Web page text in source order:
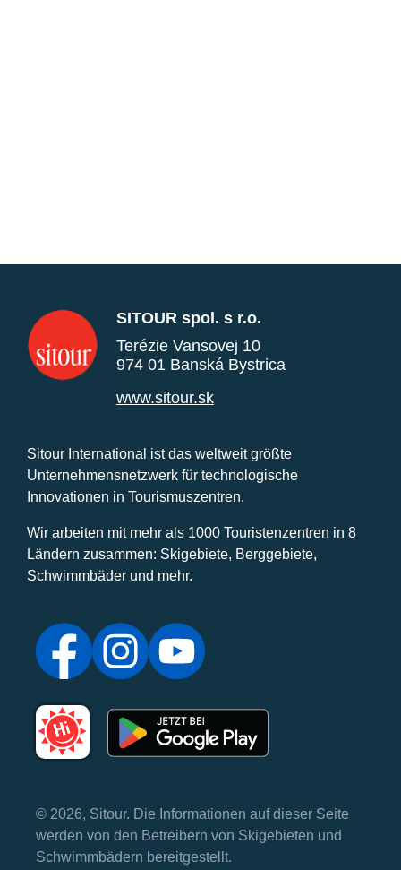
SITOUR spol. s r.o.
Terézie Vansovej 10
974 01 Banská Bystrica
www.sitour.sk
Sitour International ist das weltweit größte
Unternehmensnetzwerk für technologische
Innovationen in Tourismuszentren.
Wir arbeiten mit mehr als 1000 Touristenzentren in 8
Ländern zusammen: Skigebiete, Berggebiete,
Schwimmbäder und mehr.
© 2026, Sitour. Die Informationen auf dieser Seite
werden von den Betreibern von Skigebieten und
Schwimmbädern bereitgestellt.